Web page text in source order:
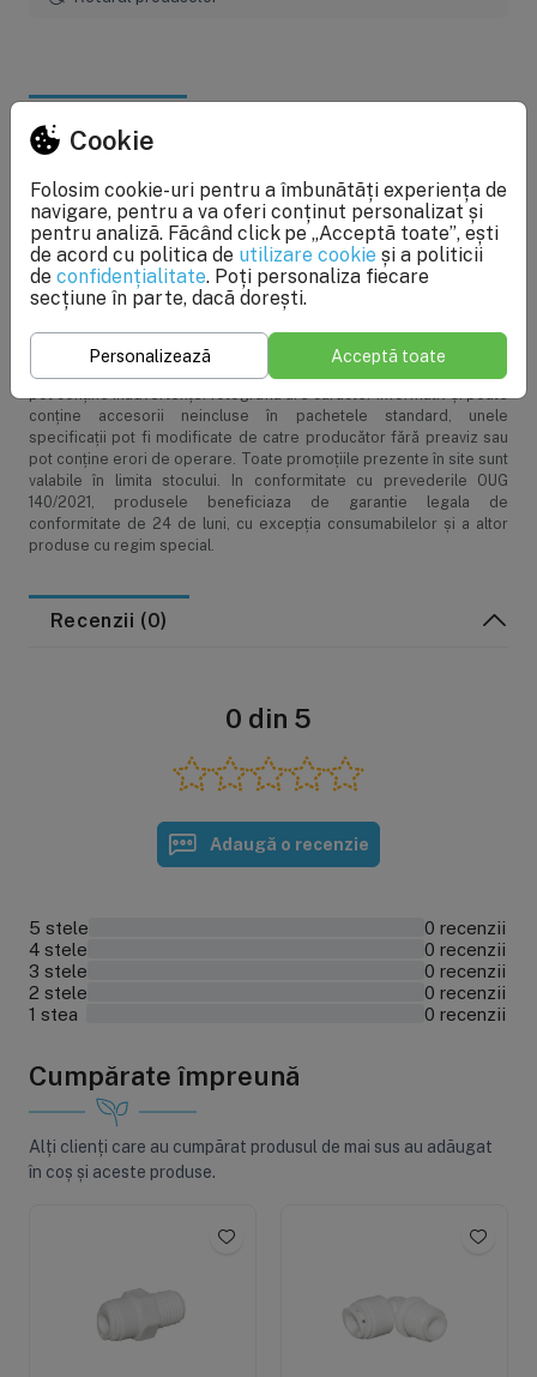
Specificații
Caracteristici generale
Greutate pachet 0.01 kg
Garanţie 24 luni
Sisteme-de-Filtrare.ro
: Facem eforturi permanente pentru a
păstra acurateţea informaţiilor din acestă pagină. Rareori acestea
conţine accesorii neincluse în pachetele standard, unele
specificaţii pot fi modificate de catre producător fără preaviz sau
pot conţine erori de operare. Toate promoţiile prezente în site sunt
valabile în limita stocului. In conformitate cu prevederile OUG
140/2021, produsele beneficiaza de garantie legala de
conformitate de 24 de luni, cu excepția consumabilelor și a altor
produse cu regim special.
Recenzii (0)
0 din 5
Adaugă o recenzie
5 stele
0 recenzii
4 stele
0 recenzii
3 stele
0 recenzii
2 stele
0 recenzii
1 stea
0 recenzii
Cumpărate împreună
Alți clienți care au cumpărat produsul de mai sus au adăugat
în coș și aceste produse.
Cookie
Folosim cookie-uri pentru a îmbunătăți experiența de
navigare, pentru a va oferi conținut personalizat și
pentru analiză. Făcând click pe „Acceptă toate”, ești
de acord cu politica de utilizare cookie și a politicii
de confidențialitate. Poți personaliza fiecare
secțiune în parte, dacă dorești.
Personalizează Acceptă toate